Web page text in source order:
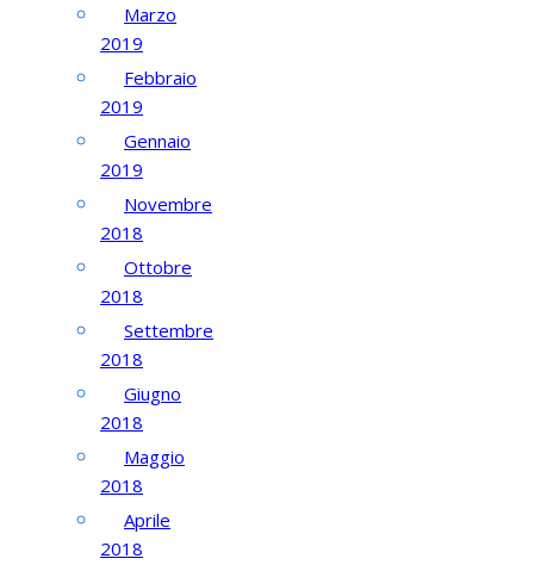
Marzo
2019
Febbraio
2019
Gennaio
2019
Novembre
2018
Ottobre
2018
Settembre
2018
Giugno
2018
Maggio
2018
Aprile
2018